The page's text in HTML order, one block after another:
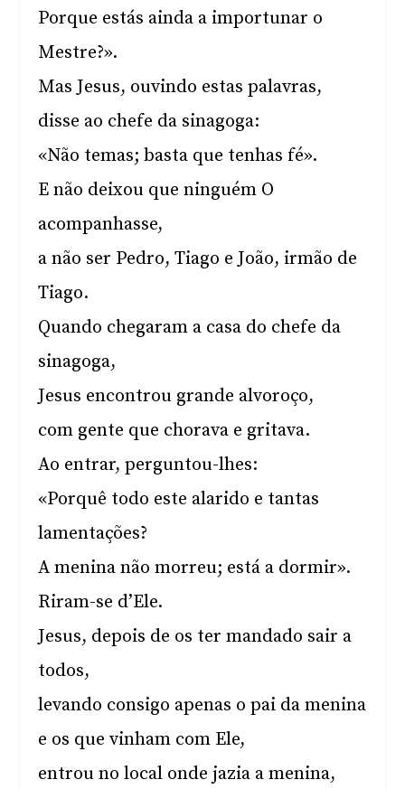
Porque estás ainda a importunar o
Mestre?».
Mas Jesus, ouvindo estas palavras,
disse ao chefe da sinagoga:
«Não temas; basta que tenhas fé».
E não deixou que ninguém O
acompanhasse,
a não ser Pedro, Tiago e João, irmão de
Tiago.
Quando chegaram a casa do chefe da
sinagoga,
Jesus encontrou grande alvoroço,
com gente que chorava e gritava.
Ao entrar, perguntou-lhes:
«Porquê todo este alarido e tantas
lamentações?
A menina não morreu; está a dormir».
Riram-se d’Ele.
Jesus, depois de os ter mandado sair a
todos,
levando consigo apenas o pai da menina
e os que vinham com Ele,
entrou no local onde jazia a menina,